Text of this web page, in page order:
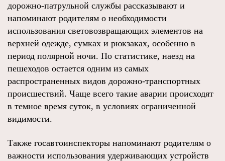
дорожно-патрульной службы рассказывают и
напоминают родителям о необходимости
использования световозвращающих элементов на
верхней одежде, сумках и рюкзаках, особенно в
период полярной ночи. По статистике, наезд на
пешеходов остается одним из самых
распространенных видов дорожно-транспортных
происшествий. Чаще всего такие аварии происходят
в темное время суток, в условиях ограниченной
видимости.
Также госавтоинспекторы напоминают родителям о
важности использования удерживающих устройств